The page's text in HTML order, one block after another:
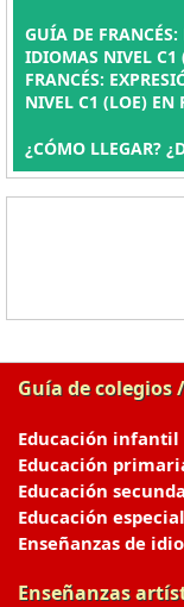
GUÍA DE FRANCÉS:
IDIOMAS NIVEL C1
FRANCÉS:
NIVEL C1 (LOE) EN
¿CÓMO LLEGAR?
Guía de colegios
Educación infantil
Educación
Educación
Educación especial
Enseñanzas de
Enseñanzas